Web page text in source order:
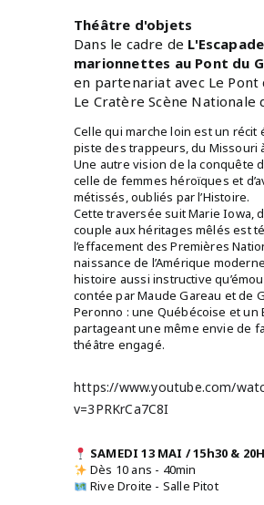
Théâtre d'objets
Dans le cadre de L'Escapade
marionnettes au Pont du
en partenariat avec Le Pont
Le Cratère Scène Nationale
Celle qui marche loin est un récit
piste des trappeurs, du Missouri
Une autre vision de la conquête
celle de femmes héroïques et
métissés, oubliés par l’Histoire.
Cette traversée suit Marie Iowa,
couple aux héritages mêlés est
l’effacement des Premières
naissance de l’Amérique
histoire aussi instructive
contée par Maude Gareau et de
Peronno : une Québécoise et un
partageant une même envie de
théâtre engagé.
https://www.youtube.com/
v=3PRKrCa7C8I
SAMEDI 13 MAI / 15h30 &
Dès 10 ans - 40min
Rive Droite - Salle Pitot